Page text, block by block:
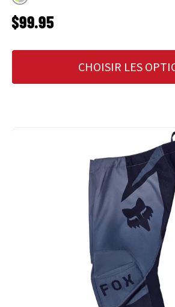
Gris/Jaune
PRIX HABITUEL
$99.95
CHOISIR LES